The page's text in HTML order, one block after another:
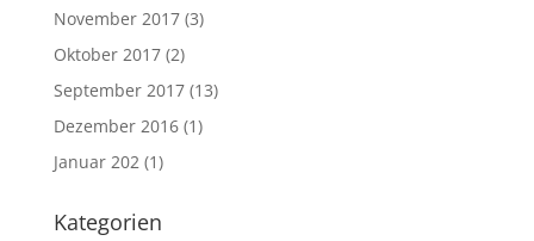
November 2017(3)
Oktober 2017(2)
September 2017(13)
Dezember 2016(1)
Januar 202(1)
Kategorien